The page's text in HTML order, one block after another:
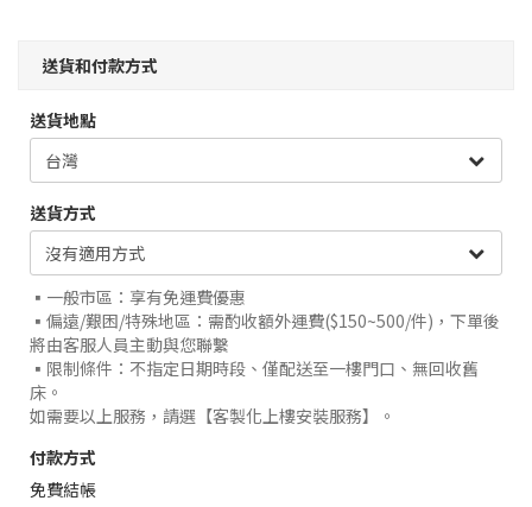
送貨和付款方式
送貨地點
送貨方式
▪️一般市區：享有免運費優惠
▪️偏遠/艱困/特殊地區：需酌收額外運費($150~500/件)，下單後
將由客服人員主動與您聯繫
▪️限制條件：不指定日期時段、僅配送至一樓門口、無回收舊
床。
如需要以上服務，請選【客製化上樓安裝服務】。
付款方式
免費結帳